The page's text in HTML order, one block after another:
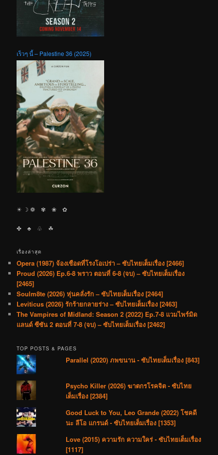
เร็วๆ นี้ – Palestine 36 (2025)
☀︎ ☽ ❁ ✾ ❀ ✿
✤ ♣︎ ♧ ☘︎
เรื่องล่าสุด
Opera (1987) จ้องเชือดที่โรงโอเปร่า – ซับไทยเต็มเรื่อง [2466]
Proud (2026) Ep.6-8 พราว ตอนที่ 6-8 (จบ) – ซับไทยเต็มเรื่อง
[2465]
Soulm8te (2026) หุ่นคลั่งรัก – ซับไทยเต็มเรื่อง [2464]
Leviticus (2026) รักร้ายกลายร่าง – ซับไทยเต็มเรื่อง [2463]
The Vampires of Midland: Season 2 (2022) Ep.7-8 แวมไพร์มิด
แลนด์ ซีซัน 2 ตอนที่ 7-8 (จบ) – ซับไทยเต็มเรื่อง [2462]
TOP POSTS & PAGES
Parallel (2020) ภพขนาน - ซับไทยเต็มเรื่อง [843]
Psycho Killer (2026) ฆาตกรโรคจิต - ซับไทย
เต็มเรื่อง [2384]
Good Luck to You, Leo Grande (2022) โชคดี
นะ ลีโอ แกรนด์ - ซับไทยเต็มเรื่อง [1353]
Love (2015) ความรัก ความใคร่ - ซับไทยเต็มเรื่อง
[1117]